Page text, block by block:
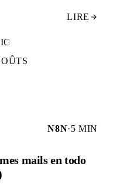
LIRE
N8N·5 MIN
mails en todo